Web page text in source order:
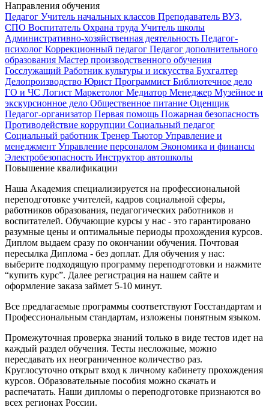
Направления обучения
Педагог Учитель начальных классов Преподаватель ВУЗ,
СПО Воспитатель Охрана труда Учитель школы
Административно-хозяйственная деятельность Педагог-
психолог Коррекционный педагог Педагог дополнительного
образования Мастер производственного обучения
Госслужащий Работник культуры и искусства Бухгалтер
Делопроизводство Юрист Программист Библиотечное дело
ГО и ЧС Логист Маркетолог Медиатор Менеджер Музейное и
экскурсионное дело Общественное питание Оценщик
Педагог-организатор Первая помощь Пожарная безопасность
Противодействие коррупции Социальный педагог
Социальный работник Тренер Тьютор Управление и
менеджмент Управление персоналом Экономика и финансы
Электробезопасность Инструктор автошколы
Повышение квалификации
Наша Академия специализируется на профессиональной
переподготовке учителей, кадров социальной сферы,
работников образования, педагогических работников и
воспитателей. Обучающие курсы у нас - это гарантировано
разумные цены и оптимальные периоды прохождения курсов.
Диплом выдаем сразу по окончании обучения. Почтовая
пересылка Диплома - без доплат. Для обучения у нас:
выберите подходящую программу переподготовки и нажмите
“купить курс”. Далее регистрация на нашем сайте и
оформление заказа займет 5-10 минут.
Все предлагаемые программы соответствуют Госстандартам и
Профессиональным стандартам, изложены понятным языком.
Промежуточная проверка знаний только в виде тестов идет на
каждый раздел обучения. Тесты несложные, можно
пересдавать их неограниченное количество раз.
Круглосуточно открыт вход к личному кабинету прохождения
курсов. Образовательные пособия можно скачать и
распечатать. Наши дипломы о переподготовке признаются во
всех регионах России.